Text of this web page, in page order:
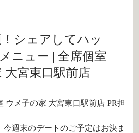
シェアしてハッ
ニュー | 全席個室
大宮東口駅前店
ウメ子の家 大宮東口駅前店 PR担
今週末のデートのご予定はお決ま